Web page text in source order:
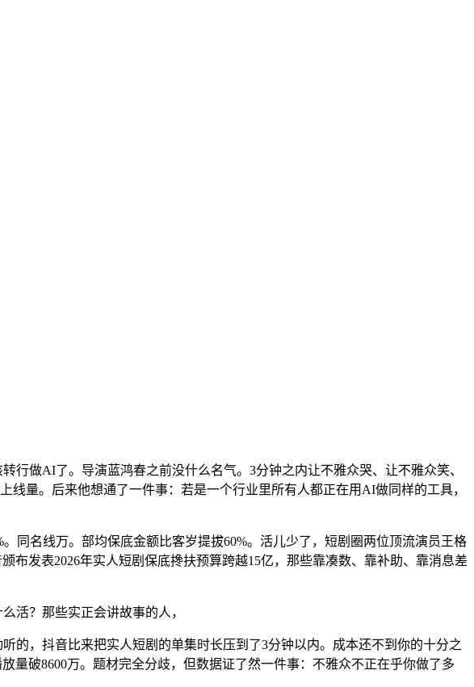
做AI了。导演蓝鸿春之前没什么名气。3分钟之内让不雅众哭、让不雅众笑、
量。后来他想通了一件事：若是一个行业里所有人都正在用AI做同样的工具，
名线万。部均保底金额比客岁提拔60%。活儿少了，短剧圈两位顶流演员王格
发表2026年实人短剧保底搀扶预算跨越15亿，那些靠凑数、靠补助、靠消息差
活？那些实正会讲故事的人，
，抖音比来把实人短剧的单集时长压到了3分钟以内。成本还不到你的十分之
量破8600万。题材完全分歧，但数据证了然一件事：不雅众不正在乎你做了多